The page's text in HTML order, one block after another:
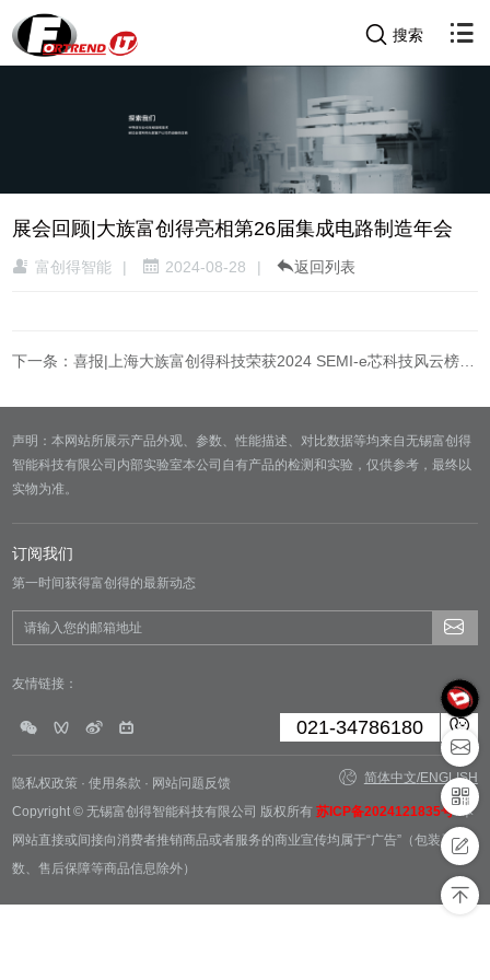
搜索
展会回顾|大族富创得亮相第26届集成电路制造年会
富创得智能 | 2024-08-28 | 返回列表
声明：本网站所展示产品外观、参数、性能描述、对比数据等均来自无锡富创得
智能科技有限公司内部实验室本公司自有产品的检测和实验，仅供参考，最终以
实物为准。
订阅我们
第一时间获得富创得的最新动态
友情链接：
021-34786180
隐私权政策 ·使用条款 · 网站问题反馈
Copyright © 无锡富创得智能科技有限公司 版权所有苏ICP备2024121835号 本
网站直接或间接向消费者推销商品或者服务的商业宣传均属于“广告”（包装及参
数、售后保障等商品信息除外）
简体中文/ENGLISH